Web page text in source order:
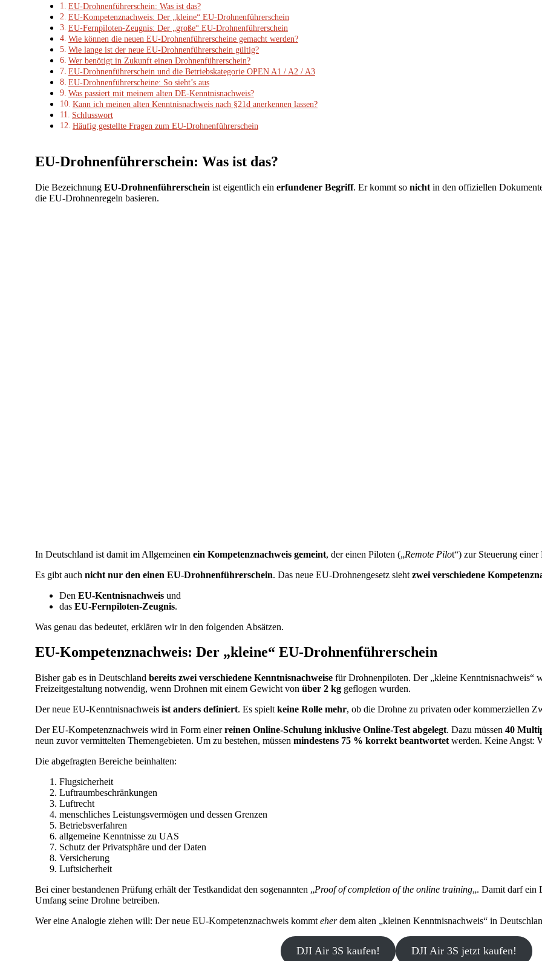
EU-Drohnenführerschein: Was ist das?
EU-Kompetenznachweis: Der „kleine“ EU-Drohnenführerschein
EU-Fernpiloten-Zeugnis: Der „große“ EU-Drohnenführerschein
Wie können die neuen EU-Drohnenführerscheine gemacht werden?
Wie lange ist der neue EU-Drohnenführerschein gültig?
Wer benötigt in Zukunft einen Drohnenführerschein?
EU-Drohnenführerschein und die Betriebskategorie OPEN A1 / A2 / A3
EU-Drohnenführerscheine: So sieht’s aus
Was passiert mit meinem alten DE-Kenntnisnachweis?
Kann ich meinen alten Kenntnisnachweis nach §21d anerkennen lassen?
Schlusswort
Häufig gestellte Fragen zum EU-Drohnenführerschein
EU-Drohnenführerschein: Was ist das?
Die Bezeichnung EU-Drohnenführerschein ist eigentlich ein erfundener Begriff. Er kommt so nicht in den offiziellen
die EU-Drohnenregeln basieren.
In Deutschland ist damit im Allgemeinen ein Kompetenznachweis gemeint, der einen Piloten („Remote Pilot“) zur Steuerung
Es gibt auch nicht nur den einen EU-Drohnenführerschein. Das neue EU-Drohnengesetz sieht zwei verschiedene
Den EU-Kentnisnachweis und
das EU-Fernpiloten-Zeugnis.
Was genau das bedeutet, erklären wir in den folgenden Absätzen.
EU-Kompetenznachweis: Der „kleine“ EU-Drohnenführerschein
Bisher gab es in Deutschland bereits zwei verschiedene Kenntnisnachweise für Drohnenpiloten. Der „kleine Kenntnisnachweis“
Freizeitgestaltung notwendig, wenn Drohnen mit einem Gewicht von über 2 kg geflogen wurden.
Der neue EU-Kenntnisnachweis ist anders definiert. Es spielt keine Rolle mehr, ob die Drohne zu privaten oder kommerziellen
Der EU-Kompetenznachweis wird in Form einerreinen Online-Schulung inklusive Online-Test abgelegt. Dazu müssen 40
neun zuvor vermittelten Themengebieten. Um zu bestehen, müssen mindestens 75 % korrekt beantwortet werden. Keine Angst:
Die abgefragten Bereiche beinhalten:
Flugsicherheit
Luftraumbeschränkungen
Luftrecht
menschliches Leistungsvermögen und dessen Grenzen
Betriebsverfahren
allgemeine Kenntnisse zu UAS
Schutz der Privatsphäre und der Daten
Versicherung
Luftsicherheit
Bei einer bestandenen Prüfung erhält der Testkandidat den sogenannten „Proof of completion of the online training„. Damit darf ein
Umfang seine Drohne betreiben.
Wer eine Analogie ziehen will: Der neue EU-Kompetenznachweis kommt eherdem alten „kleinen Kenntnisnachweis“ in
DJI Air 3S kaufen! DJI Air 3S jetzt kaufen!